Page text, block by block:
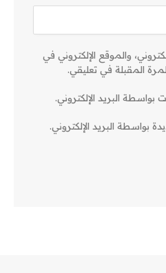
والموقع الإلكتروني في
المقبلة في تعليقي.
بواسطة البريد الإلكتروني.
بواسطة البريد الإلكتروني.